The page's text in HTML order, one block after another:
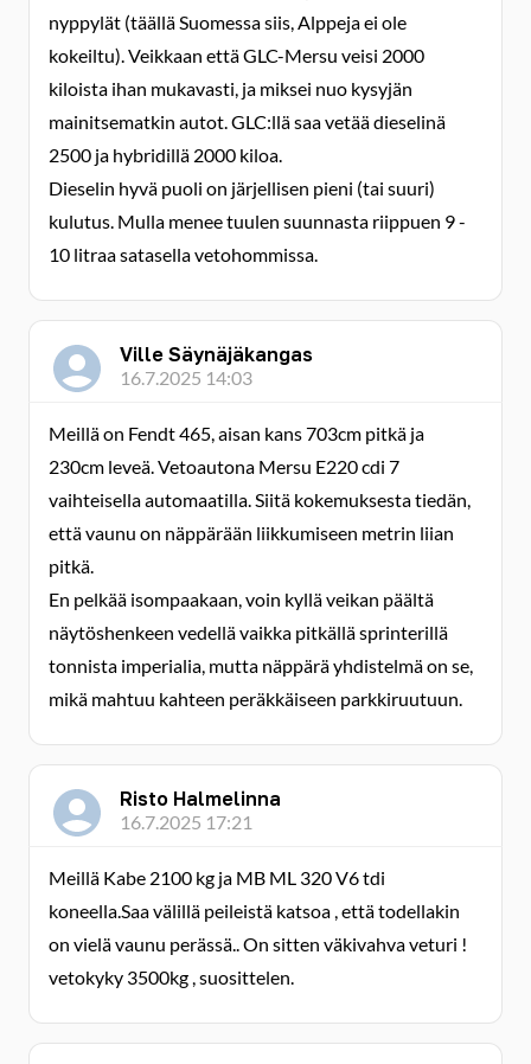
nyppylät (täällä Suomessa siis, Alppeja ei ole
kokeiltu). Veikkaan että GLC-Mersu veisi 2000
kiloista ihan mukavasti, ja miksei nuo kysyjän
mainitsematkin autot. GLC:llä saa vetää dieselinä
2500 ja hybridillä 2000 kiloa.
Dieselin hyvä puoli on järjellisen pieni (tai suuri)
kulutus. Mulla menee tuulen suunnasta riippuen 9 -
10 litraa satasella vetohommissa.
Ville Säynäjäkangas
16.7.2025 14:03
Meillä on Fendt 465, aisan kans 703cm pitkä ja
230cm leveä. Vetoautona Mersu E220 cdi 7
vaihteisella automaatilla. Siitä kokemuksesta tiedän,
että vaunu on näppärään liikkumiseen metrin liian
pitkä.
En pelkää isompaakaan, voin kyllä veikan päältä
näytöshenkeen vedellä vaikka pitkällä sprinterillä
tonnista imperialia, mutta näppärä yhdistelmä on se,
mikä mahtuu kahteen peräkkäiseen parkkiruutuun.
Risto Halmelinna
16.7.2025 17:21
Meillä Kabe 2100 kg ja MB ML 320 V6 tdi
koneella.Saa välillä peileistä katsoa , että todellakin
on vielä vaunu perässä.. On sitten väkivahva veturi !
vetokyky 3500kg , suosittelen.